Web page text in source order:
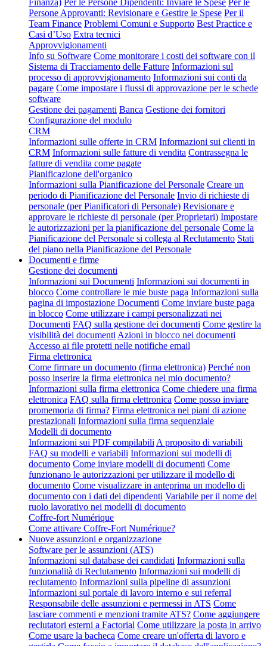
Persone Approvanti: Revisionare e Gestire le Spese Per il
Team Finance Problemi Comuni e Supporto Best Practice e
Casi d’Uso Extra tecnici
Approvvigionamenti
Info su Software Come monitorare i costi dei software con il
Sistema di Tracciamento delle Fatture Informazioni sul
processo di approvvigionamento Informazioni sui conti da
pagare Come impostare i flussi di approvazione per le schede
software
Gestione dei pagamenti Banca Gestione dei fornitori
Configurazione del modulo
CRM
Informazioni sulle offerte in CRM Informazioni sui clienti in
CRM Informazioni sulle fatture di vendita Contrassegna le
fatture di vendita come pagate
Pianificazione dell'organico
Informazioni sulla Pianificazione del Personale Creare un
periodo di Pianificazione del Personale Invio di richieste di
personale (per Pianificatori di Personale) Revisionare e
approvare le richieste di personale (per Proprietari) Impostare
le autorizzazioni per la pianificazione del personale Come la
Pianificazione del Personale si collega al Reclutamento Stati
del piano nella Pianificazione del Personale
Documenti e firme
Gestione dei documenti
Informazioni sui Documenti Informazioni sui documenti in
blocco Come controllare le mie buste paga Informazioni sulla
pagina di impostazione Documenti Come inviare buste paga
in blocco Come utilizzare i campi personalizzati nei
Documenti FAQ sulla gestione dei documenti Come gestire la
visibilità dei documenti Azioni in blocco nei documenti
Accesso ai file protetti nelle notifiche email
Firma elettronica
Come firmare un documento (firma elettronica) Perché non
posso inserire la firma elettronica nel mio documento?
Informazioni sulla firma elettronica Come chiedere una firma
elettronica FAQ sulla firma elettronica Come posso inviare
promemoria di firma? Firma elettronica nei piani di azione
prestazionali Informazioni sulla firma sequenziale
Modelli di documento
Informazioni sui PDF compilabili A proposito di variabili
FAQ su modelli e variabili Informazioni sui modelli di
documento Come inviare modelli di documenti Come
funzionano le autorizzazioni per utilizzare il modello di
documento Come visualizzare in anteprima un modello di
documento con i dati dei dipendenti Variabile per il nome del
ruolo lavorativo nei modelli di documento
Coffre-fort Numérique
Come attivare Coffre-Fort Numérique?
Nuove assunzioni e organizzazione
Software per le assunzioni (ATS)
Informazioni sul database dei candidati Informazioni sulla
funzionalità di Reclutamento Informazioni sui modelli di
reclutamento Informazioni sulla pipeline di assunzioni
Informazioni sul portale di lavoro interno e sui referral
Responsabile delle assunzioni e permessi in ATS Come
lasciare commenti e menzioni tramite ATS? Come aggiungere
reclutatori esterni a Factorial Come utilizzare la posta in arrivo
Come usare la bacheca Come creare un'offerta di lavoro e